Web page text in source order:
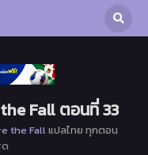
Fall ตอนที่ 33
the Fallแปลไทย ทุกตอน